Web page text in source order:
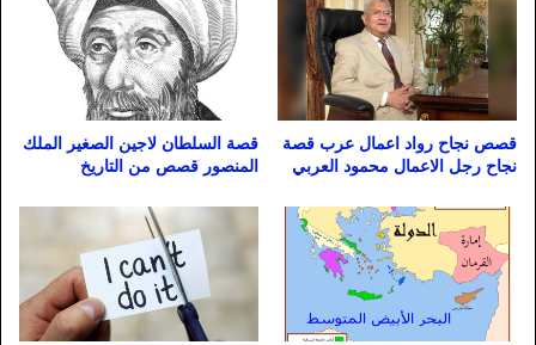
قصص نجاح رواد اعمال عرب قصة
نجاح رجل الاعمال محمود العربي
قصة السلطان لاجين الصغير الملك
المنصور قصص من التاريخ